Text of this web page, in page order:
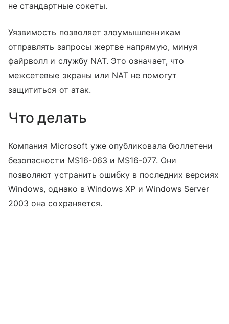
не стандартные сокеты.
Уязвимость позволяет злоумышленникам
отправлять запросы жертве напрямую, минуя
файрволл и службу NAT. Это означает, что
межсетевые экраны или NAT не помогут
защититься от атак.
Что делать
Компания Microsoft уже опубликовала бюллетени
безопасности MS16-063 и MS16-077. Они
позволяют устранить ошибку в последних версиях
Windows, однако в Windows XP и Windows Server
2003 она сохраняется.